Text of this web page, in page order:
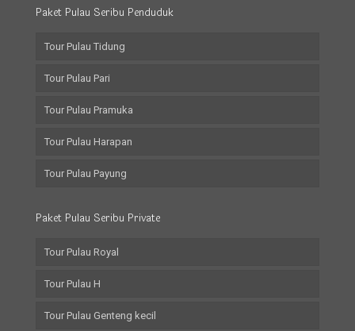
Paket Pulau Seribu Penduduk
Tour Pulau Tidung
Tour Pulau Pari
Tour Pulau Pramuka
Tour Pulau Harapan
Tour Pulau Payung
Paket Pulau Seribu Private
Tour Pulau Royal
Tour Pulau H
Tour Pulau Genteng kecil